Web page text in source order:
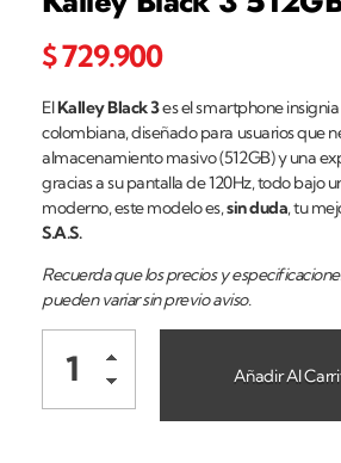
$729.900
ElKalley Black 3es el smartphone
colombiana, diseñado para usuarios que
almacenamiento masivo (512GB) y una
gracias a su pantalla de 120Hz, todo bajo
moderno, este modelo es,sin duda, tu
S.A.S.
Recuerda que los precios y
pueden variar sin previo aviso.
Añadir Al